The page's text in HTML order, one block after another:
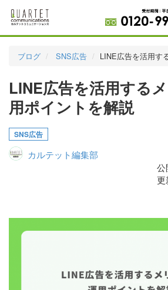
実績・お客様の声
初めて導入をお考えの方
代理店の乗り換えをお考えの方
会社概要
お問い合わせ
ブログ SNS広告 LINE広告を活用す
LINE広告を活用する
用ポイントを解説
SNS広告
カルテット編集部
公
更